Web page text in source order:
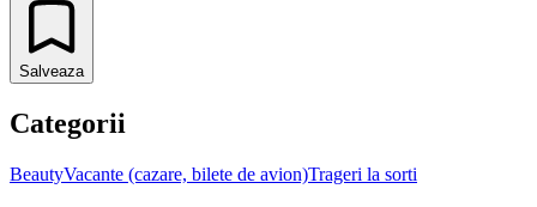
Salveaza
Categorii
BeautyVacante (cazare, bilete de avion)Trageri la sorti